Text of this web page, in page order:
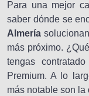
Para una mejor
saber dónde se
Almería
más próximo.
tengas
Premium. A lo
más notable son la